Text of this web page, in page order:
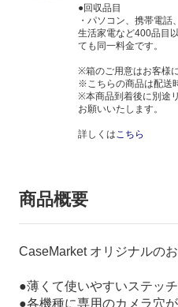
●回収品目
・パソコン、携帯電話
生活家電など400品目
ても同一料金です。
※箱のご用意はお客様
※こちらの商品は配送
※本商品到着後に別途
お願いいたします。
詳しくはこちら
商品概要
CaseMarket オリジナルの
●薄くて使いやすいステッ
●各機種に専用のカメラ穴